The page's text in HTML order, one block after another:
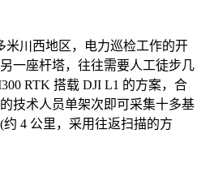
川西地区，电力巡检工作的开
一座杆塔，往往需要人工徒步几
RTK 搭载 DJI L1 的方案，合
技术人员单架次即可采集十多基
4 公里，采用往返扫描的方